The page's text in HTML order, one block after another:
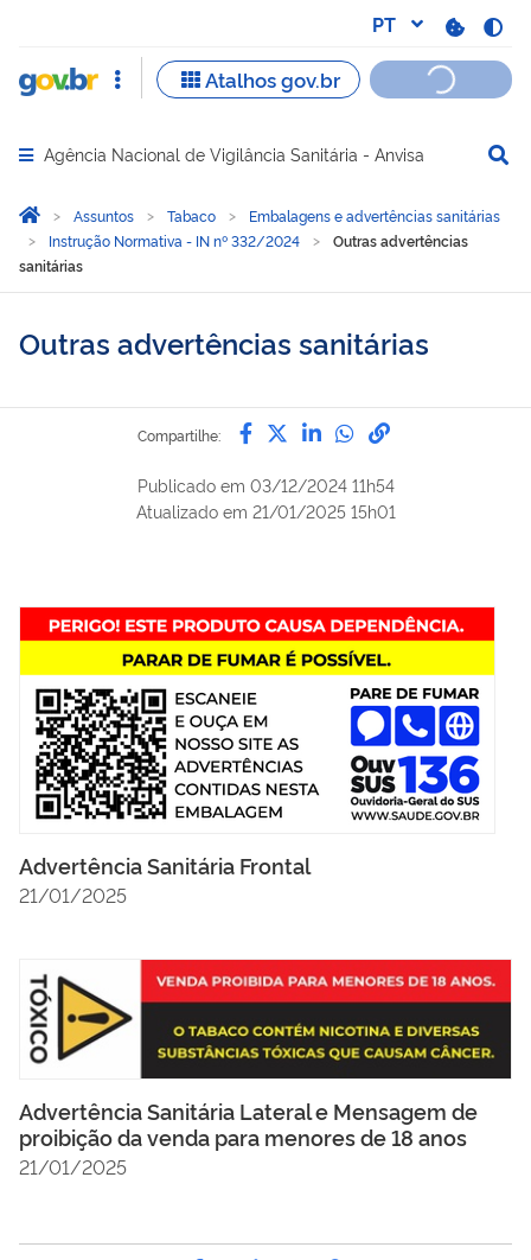
Abrir menu principal de navegação
Agência Nacional de Vigilância Sanitária - Anvisa
Você está aqui:
Página Inicial
Assuntos Tabaco
Embalagens e advertências sanitárias
Instrução Normativa - IN nº 332/2024
Outras advertências
sanitárias
Outras advertências sanitárias
Compartilhe: Compartilhe por Facebook
Compartilhe por Twitter
Compartilhe por
Compartilhe
link para
Publicado em 03/12/2024 11h54
Atualizado em 21/01/2025 15h01
Advertência Sanitária Frontal
21/01/2025
Advertência Sanitária Lateral e Mensagem de
proibição da venda para menores de 18 anos
21/01/2025